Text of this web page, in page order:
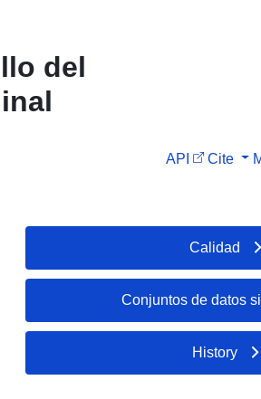
del
API Cite
Calidad
Conjuntos de datos
History